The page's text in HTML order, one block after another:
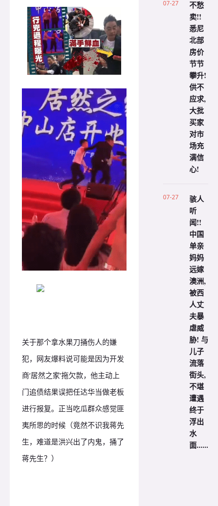
关于那个拿水果刀捅伤人的嫌
犯，网友爆料说可能是因为开发
商‘居然之家’拖欠款，他主动上
门追债结果误把任达华当做老板
进行报复。正当吃瓜群众感觉匪
夷所思的时候（竟然不识我蒋先
生，难道是洪兴出了内鬼，捅了
蒋先生？）
07-27
不愁
卖!!
悉尼
北部
房价
节节
攀升!
供不
应求,
大批
买家
对市
场充
满信
心!
07-27
骇人
听
闻!!
中国
单亲
妈妈
远嫁
澳洲,
被西
人丈
夫暴
虐威
胁! 与
儿子
流落
街头,
不堪
遭遇
终于
浮出
水
面......